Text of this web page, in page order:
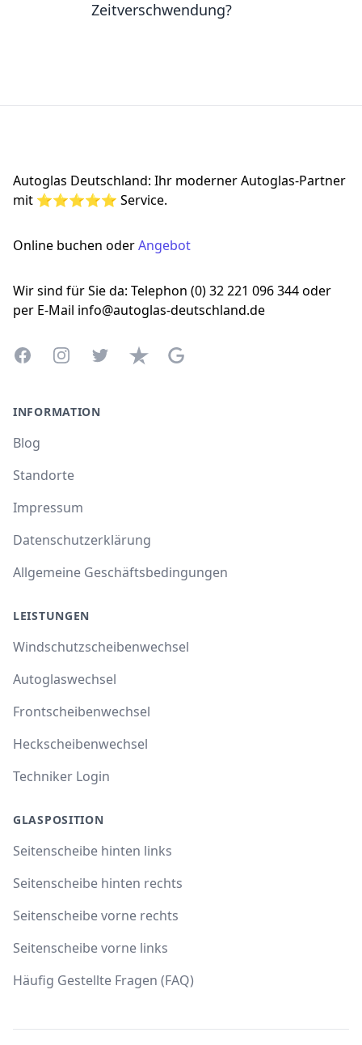
Zeitverschwendung?
Autoglas Deutschland: Ihr moderner Autoglas-Partner
mit ⭐⭐⭐⭐⭐ Service.
Online buchen oderAngebot
Wir sind für Sie da: Telephon (0) 32 221 096 344 oder
per E-Mail info@autoglas-deutschland.de
FacebookInstagramTwitterTrustpilotGoogle Business Profile
INFORMATION
Blog
Standorte
Impressum
Datenschutzerklärung
Allgemeine Geschäftsbedingungen
LEISTUNGEN
Windschutzscheibenwechsel
Autoglaswechsel
Frontscheibenwechsel
Heckscheibenwechsel
Techniker Login
GLASPOSITION
Seitenscheibe hinten links
Seitenscheibe hinten rechts
Seitenscheibe vorne rechts
Seitenscheibe vorne links
Häufig Gestellte Fragen (FAQ)